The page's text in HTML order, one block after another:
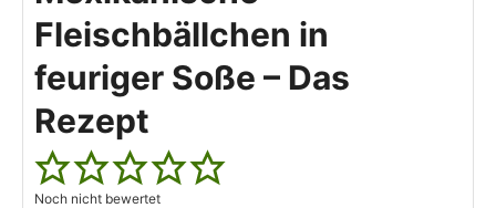
Fleischbällchen in
feuriger Soße – Das
Rezept
Noch nicht bewertet